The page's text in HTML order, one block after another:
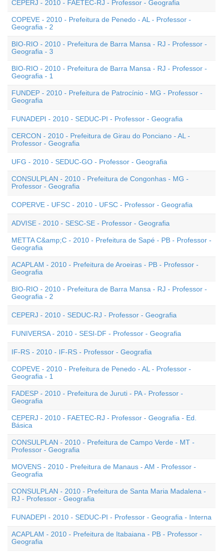
CEPERJ - 2010 - FAETEC-RJ - Professor - Geografia
COPEVE - 2010 - Prefeitura de Penedo - AL - Professor -
Geografia - 2
BIO-RIO - 2010 - Prefeitura de Barra Mansa - RJ - Professor -
Geografia - 3
BIO-RIO - 2010 - Prefeitura de Barra Mansa - RJ - Professor -
Geografia - 1
FUNDEP - 2010 - Prefeitura de Patrocínio - MG - Professor -
Geografia
FUNADEPI - 2010 - SEDUC-PI - Professor - Geografia
CERCON - 2010 - Prefeitura de Girau do Ponciano - AL -
Professor - Geografia
UFG - 2010 - SEDUC-GO - Professor - Geografia
CONSULPLAN - 2010 - Prefeitura de Congonhas - MG -
Professor - Geografia
COPERVE - UFSC - 2010 - UFSC - Professor - Geografia
ADVISE - 2010 - SESC-SE - Professor - Geografia
METTA C&amp;C - 2010 - Prefeitura de Sapé - PB - Professor -
Geografia
ACAPLAM - 2010 - Prefeitura de Aroeiras - PB - Professor -
Geografia
BIO-RIO - 2010 - Prefeitura de Barra Mansa - RJ - Professor -
Geografia - 2
CEPERJ - 2010 - SEDUC-RJ - Professor - Geografia
FUNIVERSA - 2010 - SESI-DF - Professor - Geografia
IF-RS - 2010 - IF-RS - Professor - Geografia
COPEVE - 2010 - Prefeitura de Penedo - AL - Professor -
Geografia - 1
FADESP - 2010 - Prefeitura de Juruti - PA - Professor -
Geografia
CEPERJ - 2010 - FAETEC-RJ - Professor - Geografia - Ed.
Básica
CONSULPLAN - 2010 - Prefeitura de Campo Verde - MT -
Professor - Geografia
MOVENS - 2010 - Prefeitura de Manaus - AM - Professor -
Geografia
CONSULPLAN - 2010 - Prefeitura de Santa Maria Madalena -
RJ - Professor - Geografia
FUNADEPI - 2010 - SEDUC-PI - Professor - Geografia - Interna
ACAPLAM - 2010 - Prefeitura de Itabaiana - PB - Professor -
Geografia